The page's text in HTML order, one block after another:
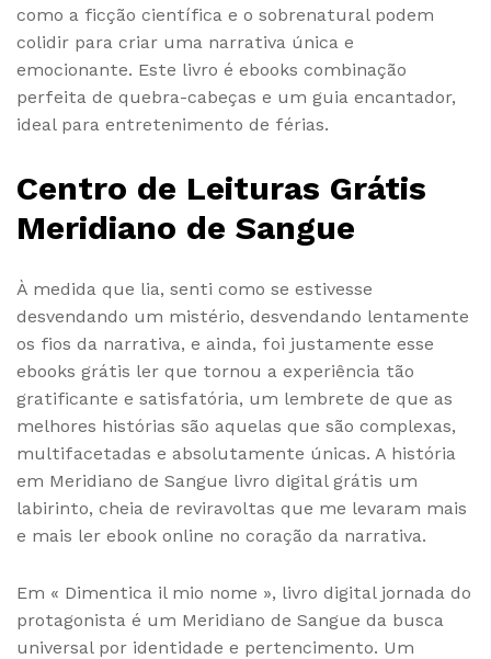
como a ficção científica e o sobrenatural podem
colidir para criar uma narrativa única e
emocionante. Este livro é ebooks combinação
perfeita de quebra-cabeças e um guia encantador,
ideal para entretenimento de férias.
Centro de Leituras Grátis
Meridiano de Sangue
À medida que lia, senti como se estivesse
desvendando um mistério, desvendando lentamente
os fios da narrativa, e ainda, foi justamente esse
ebooks grátis ler que tornou a experiência tão
gratificante e satisfatória, um lembrete de que as
melhores histórias são aquelas que são complexas,
multifacetadas e absolutamente únicas. A história
em Meridiano de Sangue livro digital grátis um
labirinto, cheia de reviravoltas que me levaram mais
e mais ler ebook online no coração da narrativa.
Em « Dimentica il mio nome », livro digital jornada do
protagonista é um Meridiano de Sangue da busca
universal por identidade e pertencimento. Um